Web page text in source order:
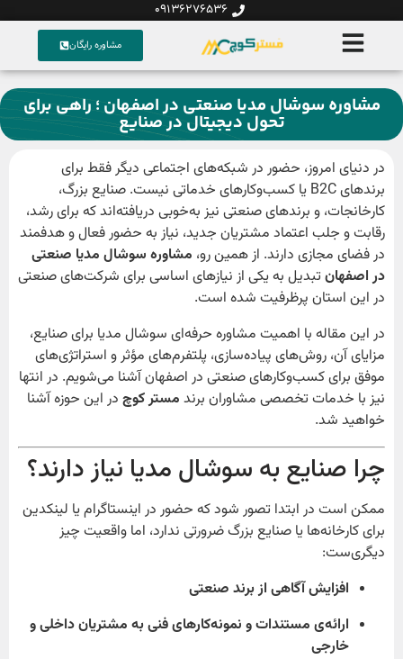
09136276536
مشاوره رایگان
مشاوره سوشال مدیا صنعتی در اصفهان ؛ راهی برای
تحول دیجیتال در صنایع
در دنیای امروز، حضور در شبکه‌های اجتماعی دیگر فقط برای
برندهای B2C یا کسب‌وکارهای خدماتی نیست. صنایع بزرگ،
کارخانجات، و برندهای صنعتی نیز به‌خوبی دریافته‌اند که برای رشد،
رقابت و جلب اعتماد مشتریان جدید، نیاز به حضور فعال و هدفمند
در فضای مجازی دارند. از همین رو، مشاوره سوشال مدیا صنعتی
در اصفهان تبدیل به یکی از نیازهای اساسی برای شرکت‌های صنعتی
در این استان پرظرفیت شده است.
در این مقاله با اهمیت مشاوره حرفه‌ای سوشال مدیا برای صنایع،
مزایای آن، روش‌های پیاده‌سازی، پلتفرم‌های مؤثر و استراتژی‌های
موفق برای کسب‌وکارهای صنعتی در اصفهان آشنا می‌شویم. در انتها
نیز با خدمات تخصصی مشاوران برند مستر کوچ در این حوزه آشنا
خواهید شد.
چرا صنایع به سوشال مدیا نیاز دارند؟
ممکن است در ابتدا تصور شود که حضور در اینستاگرام یا لینکدین
برای کارخانه‌ها یا صنایع بزرگ ضرورتی ندارد، اما واقعیت چیز
دیگری‌ست:
افزایش آگاهی از برند صنعتی
ارائه‌ی مستندات و نمونه‌کارهای فنی به مشتریان داخلی و
خارجی